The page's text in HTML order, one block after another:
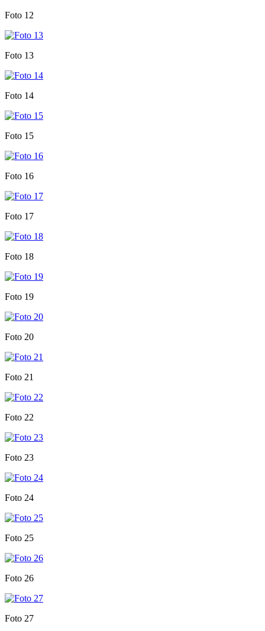
Foto 12
Foto 13
Foto 14
Foto 15
Foto 16
Foto 17
Foto 18
Foto 19
Foto 20
Foto 21
Foto 22
Foto 23
Foto 24
Foto 25
Foto 26
Foto 27